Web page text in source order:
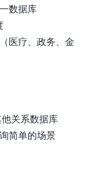
数据库
医疗、政务、金
关系数据库
简单的场景